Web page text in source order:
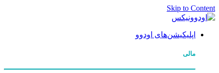
Skip to Content
اپلیکیشن‌های اودوو
مالی